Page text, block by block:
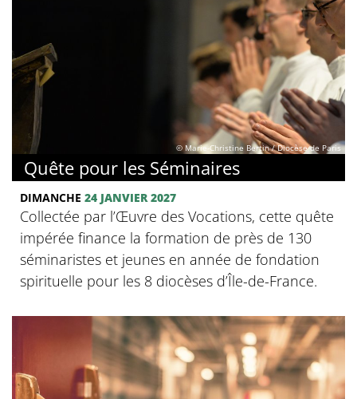
© Marie-Christine Bertin / Diocèse de Paris
Quête pour les Séminaires
DIMANCHE 24 JANVIER 2027
Collectée par l’Œuvre des Vocations, cette quête
impérée finance la formation de près de 130
séminaristes et jeunes en année de fondation
spirituelle pour les 8 diocèses d’Île-de-France.